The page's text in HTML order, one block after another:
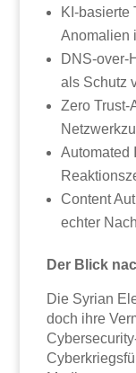
KI-basierte
Anomalien
DNS-over-
als Schutz
Zero Trust-
Automated
Content
echter
Der Blick
Die Syrian
doch ihre